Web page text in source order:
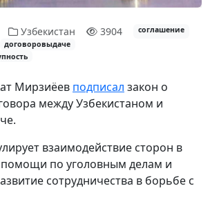
Узбекистан 3904
соглашение
договоровыдаче
Мирзиёев подписал закон о
между Узбекистаном и
взаимодействие сторон в
по уголовным делам и
сотрудничества в борьбе с